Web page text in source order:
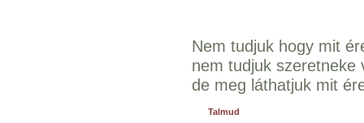
Nem tudjuk hogy mit
nem tudjuk szeretneke
de meg láthatjuk mit
Talmud